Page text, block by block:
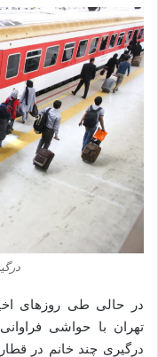
در حالی طی روزهای
تهران با حواشی
درگیری چند خانم در